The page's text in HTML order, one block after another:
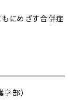
もにめざす合併症
部）